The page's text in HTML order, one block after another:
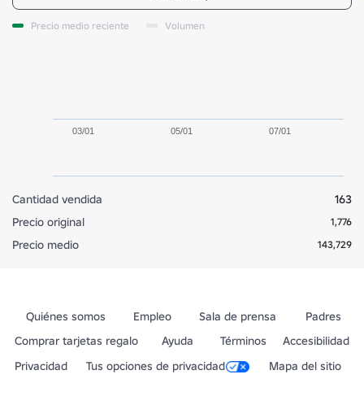
Precio medio reciente Volumen
03/01 05/01 07/01
Cantidad vendida
163
Precio original
1,776
Precio medio 143,729
Quiénes somos Empleo Sala de prensa
Padres
Comprar tarjetas regalo
Ayuda Términos
Accesibilidad
Privacidad
Tus opciones de privacidad Mapa del sitio